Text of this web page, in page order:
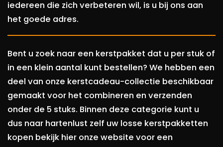
iedereen die zich verbeteren wil, is u bij ons aan
het goede adres.
Bent u zoek naar een kerstpakket dat u per stuk of
in een klein aantal kunt bestellen? We hebben een
deel van onze kerstcadeau-collectie beschikbaar
gemaakt voor het combineren en verzenden
onder de 5 stuks. Binnen deze categorie kunt u
dus naar hartenlust zelf uw losse kerstpakketten
kopen bekijk hier onze website voor een